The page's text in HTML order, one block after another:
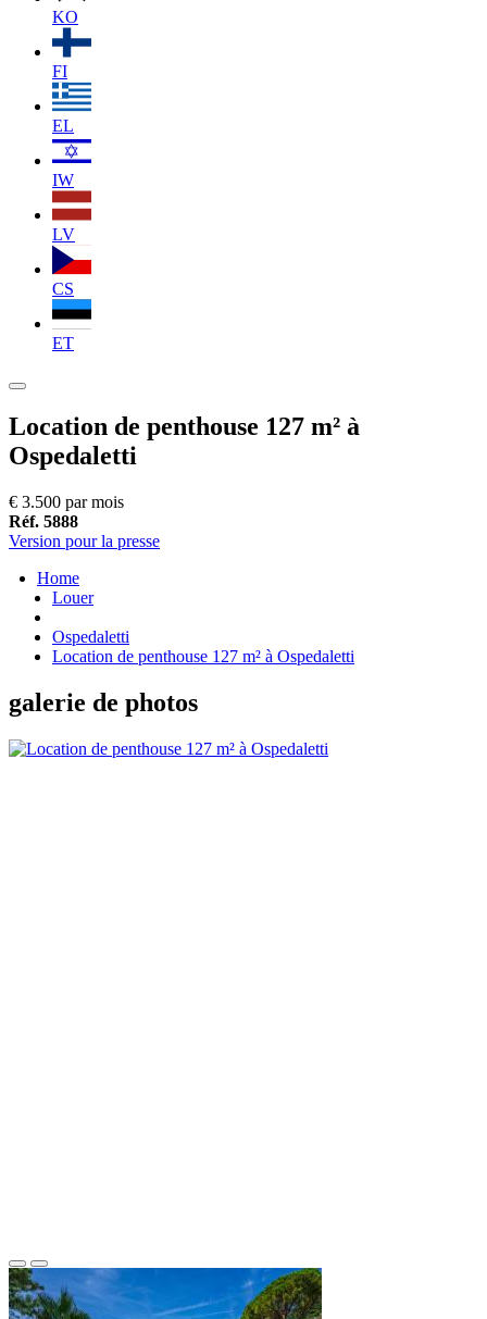
KO
FI
EL
IW
LV
CS
ET
Location de penthouse 127 m² à
Ospedaletti
€ 3.500 par mois
Réf. 5888
Version pour la presse
Home
Louer
Ospedaletti
Location de penthouse 127 m² à Ospedaletti
galerie de photos